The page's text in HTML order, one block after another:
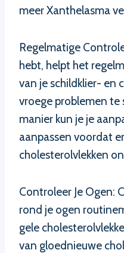
meer Xanthelasma
Regelmatige
hebt, helpt het
van je schildklier- en
vroege problemen te
manier kun je je
aanpassen voordat
cholesterolvlekken
Controleer Je Ogen:
rond je ogen
gele
van gloednieuwe